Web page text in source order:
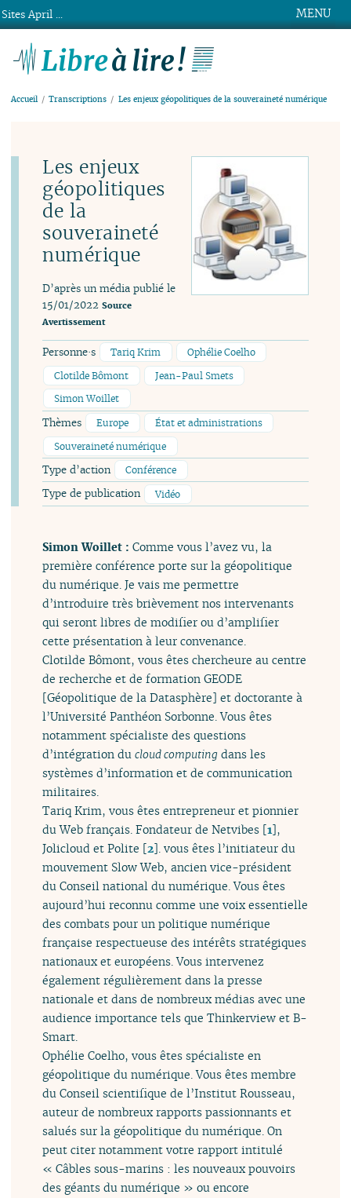
MENU
Accueil Transcriptions Les enjeux géopolitiques de la souveraineté numérique
Les enjeux
géopolitiques
de la
souveraineté
numérique
D’après un média publié le
15/01/2022 Source
Avertissement
Personne·s Tariq Krim
Ophélie Coelho
Clotilde Bômont
Jean-Paul Smets
Simon Woillet
Thèmes Europe
État et administrations
Souveraineté numérique
Type d’action Conférence
Type de publication Vidéo
Simon Woillet :Comme vous l’avez vu, la
première conférence porte sur la géopolitique
du numérique. Je vais me permettre
d’introduire très brièvement nos intervenants
qui seront libres de modifier ou d’amplifier
cette présentation à leur convenance.
Clotilde Bômont, vous êtes chercheure au centre
de recherche et de formation GEODE
[Géopolitique de la Datasphère] et doctorante à
l’Université Panthéon Sorbonne. Vous êtes
notamment spécialiste des questions
d’intégration ducloud computing dans les
systèmes d’information et de communication
militaires.
Tariq Krim, vous êtes entrepreneur et pionnier
du Web français. Fondateur de Netvibes [1],
Jolicloud et Polite [2]. vous êtes l’initiateur du
mouvement Slow Web, ancien vice-président
du Conseil national du numérique. Vous êtes
aujourd’hui reconnu comme une voix essentielle
des combats pour un politique numérique
française respectueuse des intérêts stratégiques
nationaux et européens. Vous intervenez
également régulièrement dans la presse
nationale et dans de nombreux médias avec une
audience importance tels que Thinkerview et B-
Smart.
Ophélie Coelho, vous êtes spécialiste en
géopolitique du numérique. Vous êtes membre
du Conseil scientifique de l’Institut Rousseau,
auteur de nombreux rapports passionnants et
salués sur la géopolitique du numérique. On
peut citer notamment votre rapport intitulé
« Câbles sous-marins : les nouveaux pouvoirs
des géants du numérique » ou encore
Sites April ...